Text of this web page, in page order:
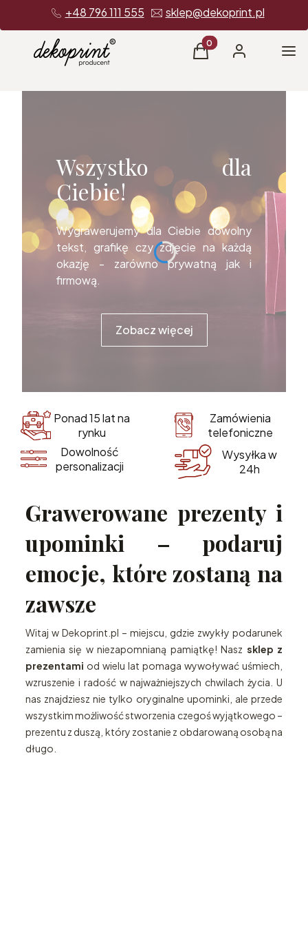
+48 796 111 555 sklep@dekoprint.pl
Produkty w koszyku:
Koszyk Zaloguj się
Wszystko dla
Ciebie!
Wygrawerujemy dla Ciebie dowolny
tekst, grafikę czy zdjęcie na każdą
okazję - zarówno prywatną jak i
firmową.
Zobacz więcej
Ponad 15 lat na
rynku
Zamówienia
telefoniczne
Dowolność
personalizacji
Wysyłka w
24h
Grawerowane prezenty i
upominki – podaruj
emocje, które zostaną na
zawsze
Witaj w Dekoprint.pl – miejscu, gdzie zwykły podarunek
zamienia się w niezapomnianą pamiątkę! Nasz sklep z
prezentami od wielu lat pomaga wywoływać uśmiech,
wzruszenie i radość w najważniejszych chwilach życia. U
nas znajdziesz nie tylko oryginalne upominki, ale przede
wszystkim możliwość stworzenia czegoś wyjątkowego –
prezentu z duszą, który zostanie z obdarowaną osobą na
długo.